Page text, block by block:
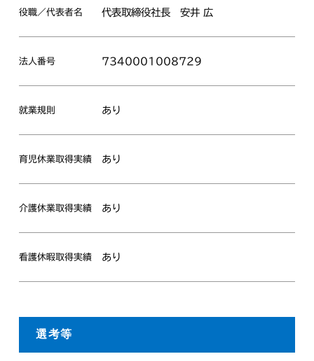
役職／代表者名 代表取締役社長 安井 広
法人番号 7340001008729
就業規則 あり
育児休業取得実績 あり
介護休業取得実績 あり
看護休暇取得実績 あり
選考等